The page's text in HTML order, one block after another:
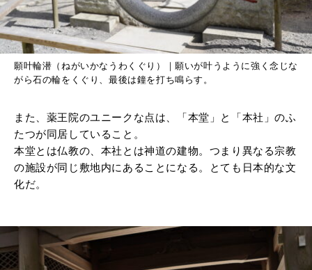
願叶輪潜（ねがいかなうわくぐり）｜願いが叶うように強く念じな
がら石の輪をくぐり、最後は鐘を打ち鳴らす。
また、薬王院のユニークな点は、「本堂」と「本社」のふ
たつが同居していること。
本堂とは仏教の、本社とは神道の建物。つまり異なる宗教
の施設が同じ敷地内にあることになる。とても日本的な文
化だ。